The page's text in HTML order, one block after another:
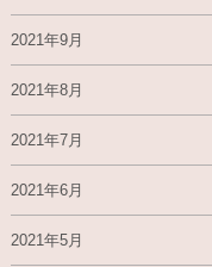
2021年9月
2021年8月
2021年7月
2021年6月
2021年5月